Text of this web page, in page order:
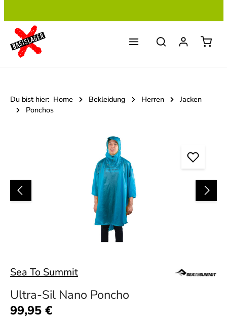
Du bist hier: Home Bekleidung Herren
Jacken
Ponchos
Sea To Summit
Ultra-Sil Nano Poncho
Regulärer Preis:
99,95 €